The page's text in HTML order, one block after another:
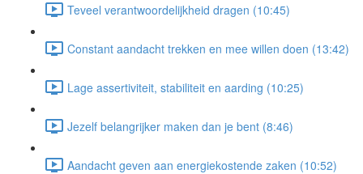
Teveel verantwoordelijkheid dragen (10:45)
Constant aandacht trekken en mee willen doen (13:42)
Lage assertiviteit, stabiliteit en aarding (10:25)
Jezelf belangrijker maken dan je bent (8:46)
Aandacht geven aan energiekostende zaken (10:52)